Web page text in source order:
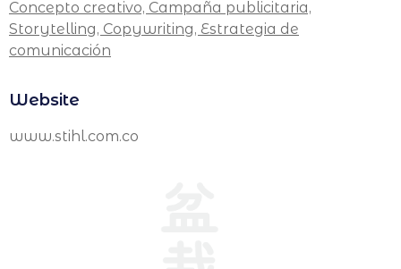
Concepto creativo, Campaña publicitaria,
Storytelling, Copywriting, Estrategia de
comunicación
Website
www.stihl.com.co